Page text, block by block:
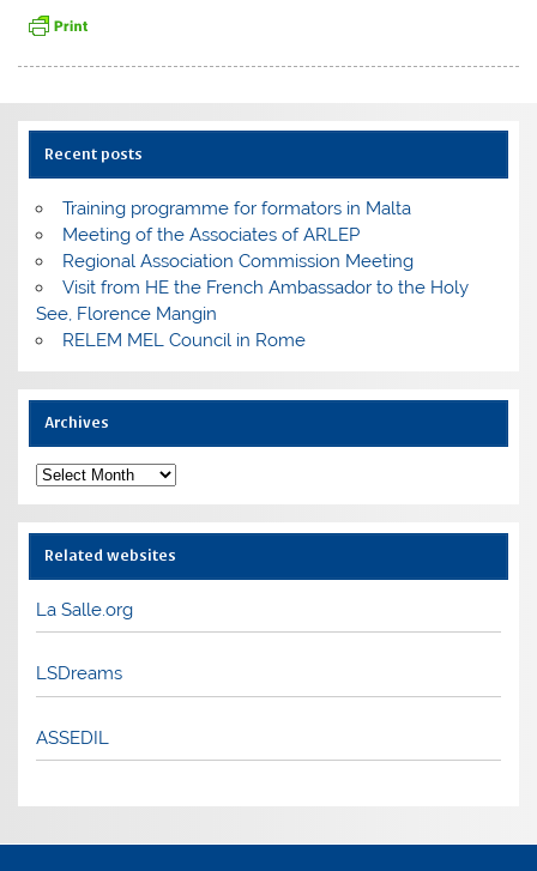
Recent posts
Training programme for formators in Malta
Meeting of the Associates of ARLEP
Regional Association Commission Meeting
Visit from HE the French Ambassador to the Holy
See, Florence Mangin
RELEM MEL Council in Rome
Archives
Archives
Related websites
La Salle.org
LSDreams
ASSEDIL